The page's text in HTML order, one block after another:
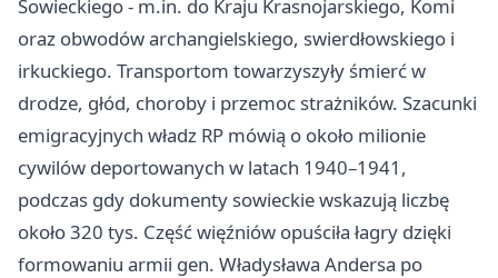
Sowieckiego - m.in. do Kraju Krasnojarskiego, Komi
oraz obwodów archangielskiego, swierdłowskiego i
irkuckiego. Transportom towarzyszyły śmierć w
drodze, głód, choroby i przemoc strażników. Szacunki
emigracyjnych władz RP mówią o około milionie
cywilów deportowanych w latach 1940–1941,
podczas gdy dokumenty sowieckie wskazują liczbę
około 320 tys. Część więźniów opuściła łagry dzięki
formowaniu armii gen. Władysława Andersa po